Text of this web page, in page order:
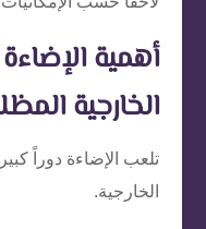
أهمية
الخارجية
تلعب الإضاءة دوراً
الخارجية.